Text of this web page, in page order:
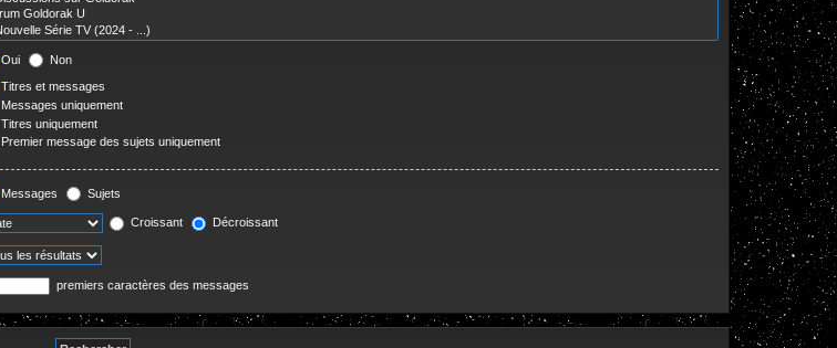
Oui Non
Titres et messages
Messages uniquement
Titres uniquement
Premier message des sujets uniquement
Messages Sujets
Croissant Décroissant
premiers caractères des messages